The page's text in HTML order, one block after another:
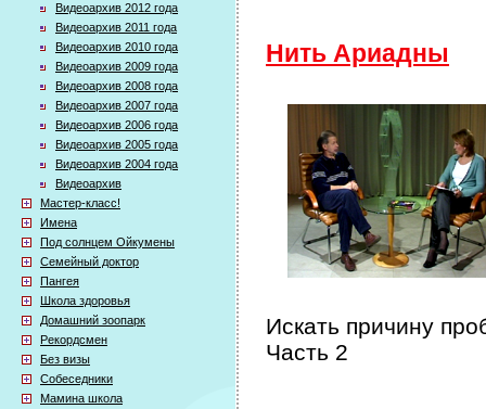
Видеоархив 2012 года
Видеоархив 2011 года
Видеоархив 2010 года
Видеоархив 2009 года
Видеоархив 2008 года
Видеоархив 2007 года
Видеоархив 2006 года
Видеоархив 2005 года
Видеоархив 2004 года
Видеоархив
Мастер-класс!
Имена
Под солнцем Ойкумены
Семейный доктор
Пангея
Школа здоровья
Домашний зоопарк
Рекордсмен
Без визы
Собеседники
Мамина школа
Нить Ариадны
Искать причину
Часть 2